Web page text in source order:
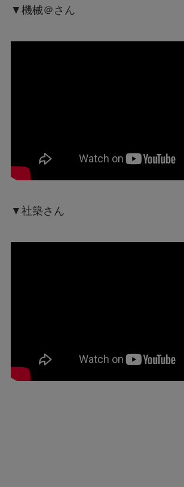
▼機械＠さん
▼社築さん